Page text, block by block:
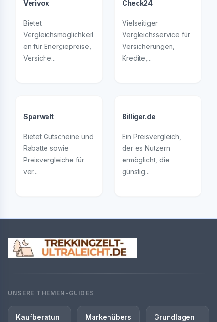
Verivox
Bietet
Vergleichsmöglichkeit
en für Energiepreise,
Versiche...
Check24
Vielseitiger
Vergleichsservice für
Versicherungen,
Kredite,...
Sparwelt
Bietet Gutscheine und
Rabatte sowie
Preisvergleiche für
ver...
Billiger.de
Ein Preisvergleich,
der es Nutzern
ermöglicht, die
günstig...
UNSERE THEMEN-GUIDES
Kaufberatun
Markenübers
Grundlagen